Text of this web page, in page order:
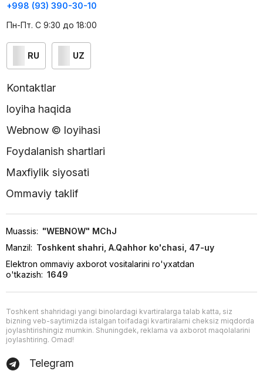
+998 (93) 390-30-10
Пн-Пт. С 9:30 до 18:00
RU UZ
Kontaktlar
loyiha haqida
Webnow © loyihasi
Foydalanish shartlari
Maxfiylik siyosati
Ommaviy taklif
Muassis: "WEBNOW" MChJ
Manzil: Toshkent shahri, A.Qahhor ko'chasi, 47-uy
Elektron ommaviy axborot vositalarini ro'yxatdan
o'tkazish: 1649
Toshkent shahridagi yangi binolardagi kvartiralarga talab katta, siz
bizning veb-saytimizda istalgan toifadagi kvartiralarni cheksiz miqdorda
joylashtirishingiz mumkin. Shuningdek, reklama va axborot maqolalarini
joylashtiring. Omad!
Telegram